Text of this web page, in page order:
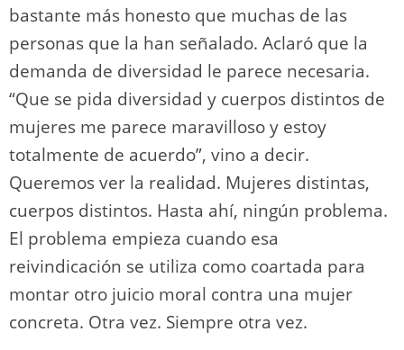
bastante más honesto que muchas de las
personas que la han señalado. Aclaró que la
demanda de diversidad le parece necesaria.
“Que se pida diversidad y cuerpos distintos de
mujeres me parece maravilloso y estoy
totalmente de acuerdo”, vino a decir.
Queremos ver la realidad. Mujeres distintas,
cuerpos distintos. Hasta ahí, ningún problema.
El problema empieza cuando esa
reivindicación se utiliza como coartada para
montar otro juicio moral contra una mujer
concreta. Otra vez. Siempre otra vez.